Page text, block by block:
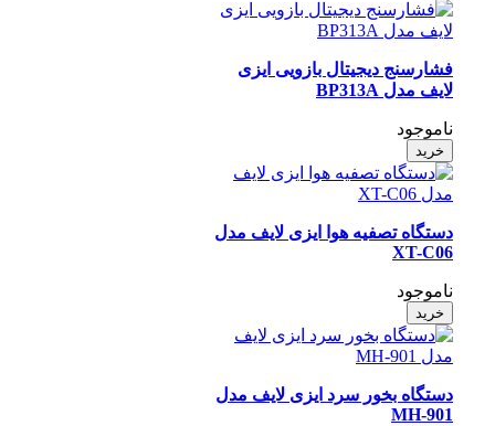
فشارسنج دیجیتال بازویی ایزی
لایف مدل BP313A
ناموجود
دستگاه تصفیه هوا ایزی لایف مدل
XT-C06
ناموجود
دستگاه بخور سرد ایزی لایف مدل
MH-901